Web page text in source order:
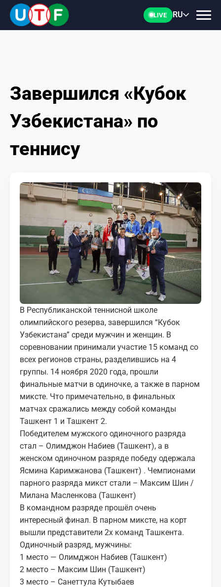
LIVE RU
ГЛАВНАЯ
ФТУ
НОВОСТИ
ПЕРСОНАЛИИ
МЕДИА
КОРТЫ
КОНТАКТЫ
UZ-PIN
Завершился «Кубок
Узбекистана» по
теннису
В Республиканской теннисной школе
олимпийского резерва, завершился “Кубок
Узбекистана” среди мужчин и женщин. В
соревновании принимали участие 15 команд со
всех регионов страны, разделившись на 4
группы. 14 ноября 2020 года, прошли
финальные матчи в одиночке, а также в парном
миксте. Что примечательно, в финальных
матчах сражались между собой команды
Ташкент 1 и Ташкент 2.
Победителем мужского одиночного разряда
стал – Олимджон Набиев (Ташкент), а в
женском одиночном разряде победу одержала
Ясмина Каримжанова (Ташкент) . Чемпионами
парного разряда микст стали – Максим Шин /
Милана Масленкова (Ташкент)
В командном разряде прошёл очень
интересный финал. В парном миксте, на корт
вышли представители 2х команд Ташкента.
Одиночный разряд, мужчины:
1 место — Олимджон Набиев (Ташкент)
2 место – Максим Шин (Ташкент)
3 место – Санеттула Кутыбаев